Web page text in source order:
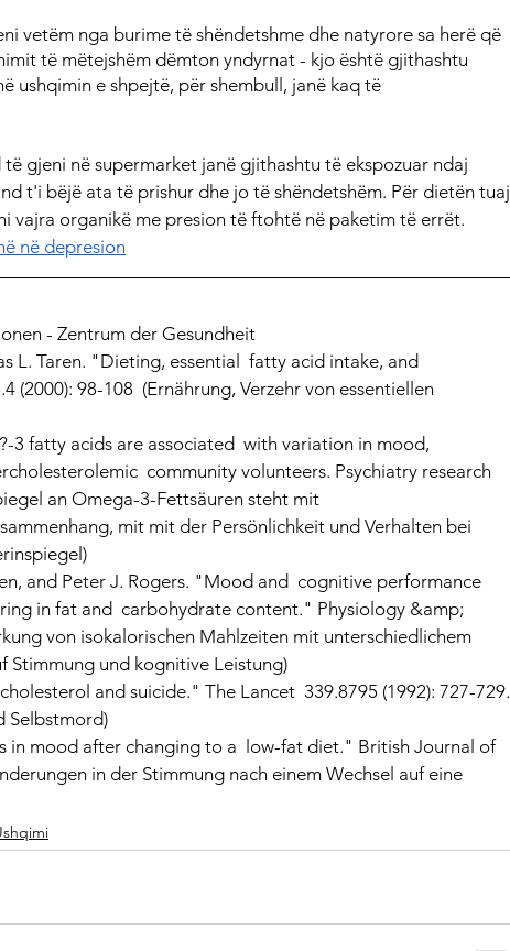
vetëm nga burime të shëndetshme dhe natyrore sa herë që
të mëtejshëm dëmton yndyrnat - kjo është gjithashtu
ushqimin e shpejtë, për shembull, janë kaq të
gjeni në supermarket janë gjithashtu të ekspozuar ndaj
t'i bëjë ata të prishur dhe jo të shëndetshëm. Për dietën tuaj
vajra organikë me presion të ftohtë në paketim të errët.
në depresion
- Zentrum der Gesundheit
L. Taren. "Dieting, essential  fatty acid intake, and
(2000): 98-108  (Ernährung, Verzehr von essentiellen
3 fatty acids are associated  with variation in mood,
community volunteers. Psychiatry research
an Omega-3-Fettsäuren steht mit
mit mit der Persönlichkeit und Verhalten bei
and Peter J. Rogers. "Mood and  cognitive performance
in fat and  carbohydrate content." Physiology &amp;
von isokalorischen Mahlzeiten mit unterschiedlichem
Stimmung und kognitive Leistung)
and suicide." The Lancet  339.8795 (1992): 727-729.
Selbstmord)
in mood after changing to a  low-fat diet." British Journal of
in der Stimmung nach einem Wechsel auf eine